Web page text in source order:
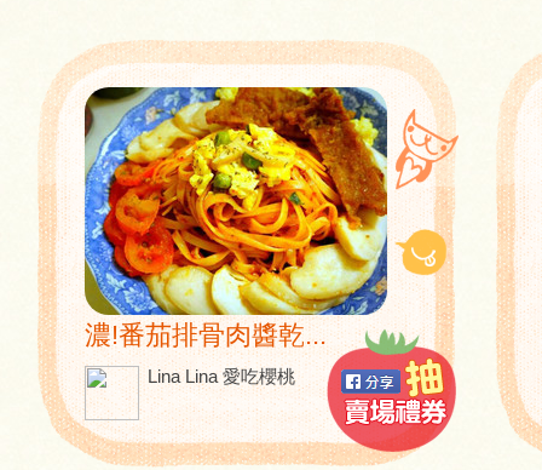
濃!番茄排骨肉醬乾...
Lina Lina 愛吃櫻桃